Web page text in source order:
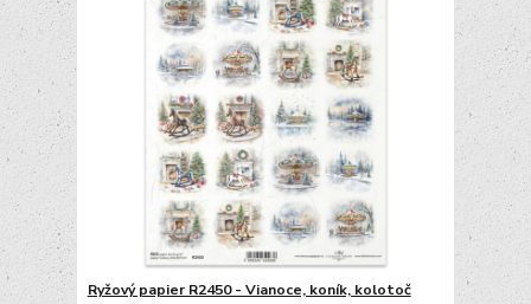
Ryžový papier R2450 - Vianoce, koník, kolotoč